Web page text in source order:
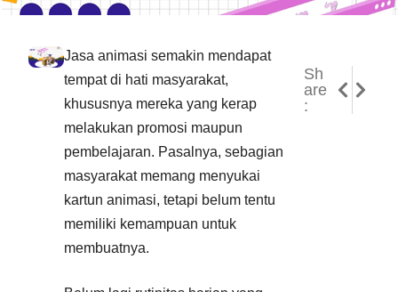
Jasa animasi semakin mendapat
tempat di hati masyarakat,
khususnya mereka yang kerap
melakukan promosi maupun
pembelajaran. Pasalnya, sebagian
masyarakat memang menyukai
kartun animasi, tetapi belum tentu
memiliki kemampuan untuk
membuatnya.
Sh
are
:
Jasa
Jasa